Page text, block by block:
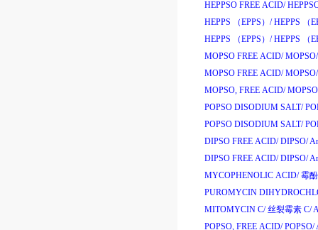
HEPPSO FREE ACID/
HEPPS （EPPS）/ HEPPS （
HEPPS （EPPS）/ HEPPS （
MOPSO FREE ACID/ MOPSO/
MOPSO FREE ACID/ MOPSO/
MOPSO, FREE ACID/
POPSO DISODIUM SALT/
POPSO DISODIUM SALT/
DIPSO FREE ACID/ DIPSO/
DIPSO FREE ACID/ DIPSO/
MYCOPHENOLIC ACID/ 霉
PUROMYCIN
MITOMYCIN C/ 丝裂霉素 C/
POPSO, FREE ACID/ POPSO/